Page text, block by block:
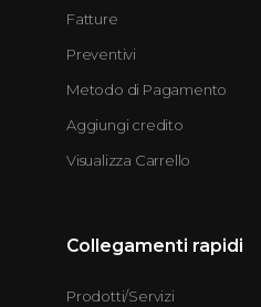
Fatture
Preventivi
Metodo di Pagamento
Aggiungi credito
Visualizza Carrello
Collegamenti rapidi
Prodotti/Servizi